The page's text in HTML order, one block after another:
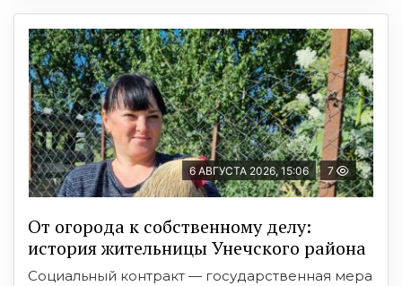
6 АВГУСТА 2026, 15:06 7
От огорода к собственному делу:
история жительницы Унечского района
Социальный контракт — государственная мера